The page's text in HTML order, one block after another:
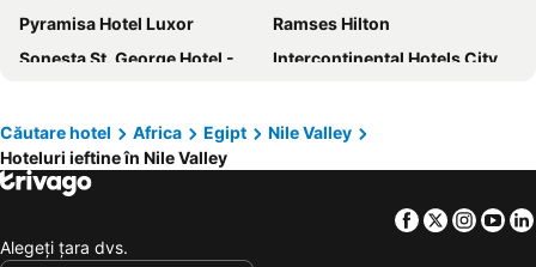
Pyramisa Hotel Luxor
Ramses Hilton
Sonesta St. George Hotel - Convention Center
Intercontinental Hotels Citystars Cairo By Ihg
Sofitel Cairo Nile El Gezirah
Kempinski Nile Hotel Cairo
Fairmont Nile City
Marriott Mena House, Cairo
Pyramisa Suites Hotel Cairo
Căutare hotel Africa Egipt
Nile Valley
Hoteluri ieftine în Nile Valley
Facebook
Twitter
Alegeţi ţara dvs.